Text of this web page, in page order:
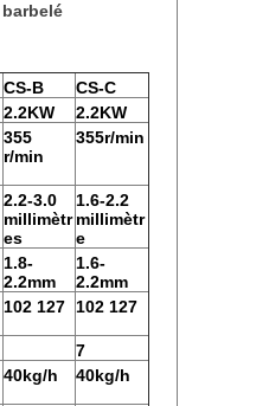
CS-B
CS-C
2.2KW
2.2KW
355
r/min
355r/min
2.2-3.0
millimètr
es
1.6-2.2
millimètr
e
1.8-
2.2mm
1.6-
2.2mm
102 127 102 127
7
40kg/h 40kg/h